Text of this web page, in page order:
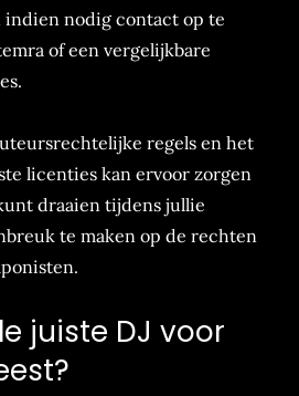
nodig contact op te
of een vergelijkbare
regels en het
licenties kan ervoor zorgen
draaien tijdens jullie
te maken op de rechten
juiste DJ voor